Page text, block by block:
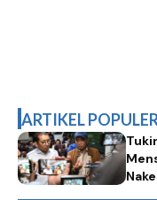
ARTIKEL